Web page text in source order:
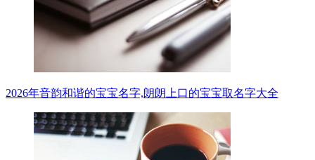
2026年音韵和谐的宝宝名字,朗朗上口的宝宝取名字大全